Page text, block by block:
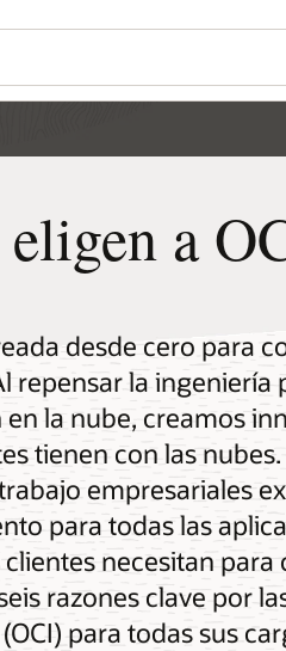
a
desde cero para
repensar la ingeniería
la nube, creamos
tienen con las nubes.
empresariales
para todas las
necesitan para
razones clave por
para todas sus